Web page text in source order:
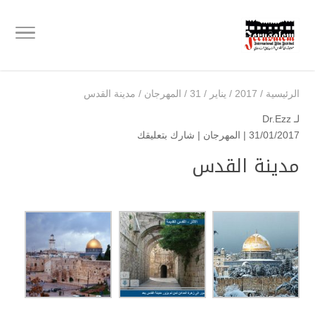
الرئيسية /
2017
/ يناير /
31
/ المهرجان / مدينة القدس
لـ Dr.Ezz
31/01/2017 |
المهرجان | شارك بتعليقك
مدينة القدس